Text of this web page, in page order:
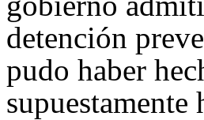
detención
pudo haber